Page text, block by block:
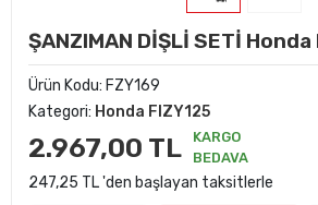
ŞANZIMAN DİŞLİ SETİ
Ürün Kodu: FZY169
Kategori: Honda FIZY125
2.967,00 TL
KARGO
BEDAVA
247,25 TL 'den başlayan taksitlerle